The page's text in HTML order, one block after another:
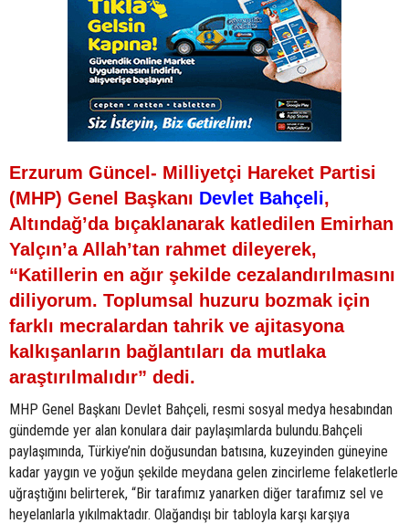
Erzurum Güncel- Milliyetçi Hareket Partisi
(MHP) Genel Başkanı Devlet Bahçeli,
Altındağ’da bıçaklanarak katledilen Emirhan
Yalçın’a Allah’tan rahmet dileyerek,
“Katillerin en ağır şekilde cezalandırılmasını
diliyorum. Toplumsal huzuru bozmak için
farklı mecralardan tahrik ve ajitasyona
kalkışanların bağlantıları da mutlaka
araştırılmalıdır” dedi.
MHP Genel Başkanı Devlet Bahçeli, resmi sosyal medya hesabından
gündemde yer alan konulara dair paylaşımlarda bulundu.Bahçeli
paylaşımında, Türkiye’nin doğusundan batısına, kuzeyinden güneyine
kadar yaygın ve yoğun şekilde meydana gelen zincirleme felaketlerle
uğraştığını belirterek, “Bir tarafımız yanarken diğer tarafımız sel ve
heyelanlarla yıkılmaktadır. Olağandışı bir tabloyla karşı karşıya